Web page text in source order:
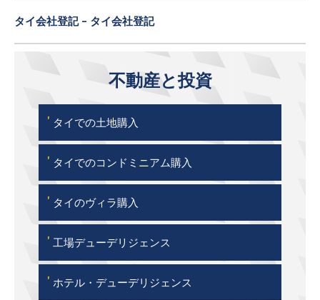
タイ会社登記 - タイ会社登記
不動産と投資
' タイでの土地購入
' タイでのコンドミニアム購入
' タイのヴィラ購入
' 工場デューデリジェンス
' ホテル・デューデリジェンス